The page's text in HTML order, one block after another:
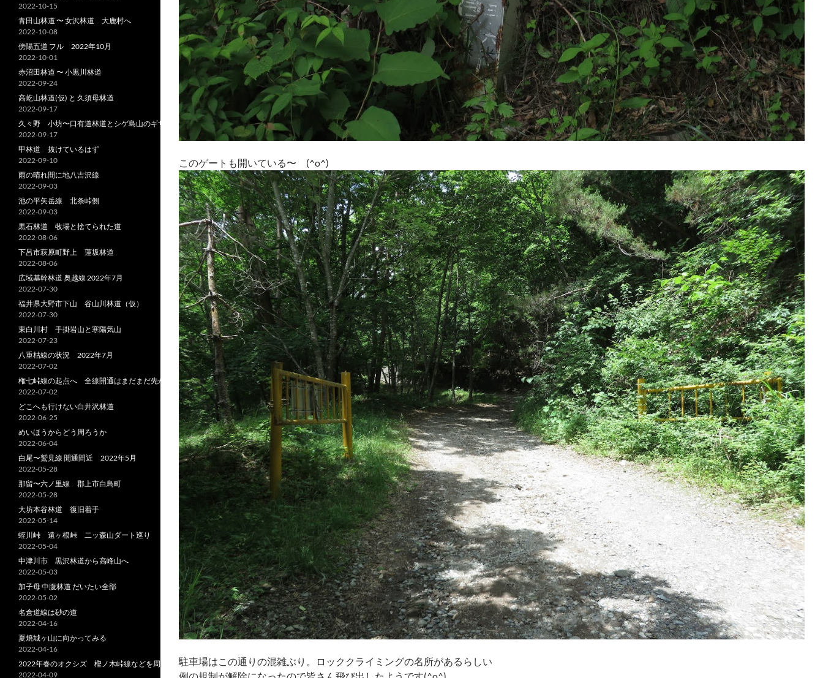
このゲートも開いている〜 (^o^)
駐車場はこの通りの混雑ぶり。ロッククライミングの名所があるらしい
2022-10-15
青田山林道 〜 女沢林道 大鹿村へ
2022-10-08
傍陽五道 フル 2022年10月
2022-10-01
赤沼田林道 〜 小黒川林道
2022-09-24
高屹山林道(仮) と 久須母林道
2022-09-17
久々野 小坊〜口有道林道とシゲ島山のギザ
2022-09-17
甲林道 抜けているはず
2022-09-10
雨の晴れ間に地八吉沢線
2022-09-03
池の平矢岳線 北条峠側
2022-09-03
黒石林道 牧場と捨てられた道
2022-08-06
下呂市萩原町野上 蓮坂林道
2022-08-06
広域基幹林道 奥越線 2022年7月
2022-07-30
福井県大野市下山 谷山川林道（仮）
2022-07-30
東白川村 手掛岩山と寒陽気山
2022-07-23
八重枯線の状況 2022年7月
2022-07-02
権七峠線の起点へ 全線開通はまだまだ先か
2022-07-02
どこへも行けない白井沢林道
2022-06-25
めいほうからどう周ろうか
2022-06-04
白尾〜鷲見線 開通間近 2022年5月
2022-05-28
那留〜六ノ里線 郡上市白鳥町
2022-05-28
大坊本谷林道 復旧着手
2022-05-14
蛭川峠 遠ヶ根峠 二ッ森山ダート巡り
2022-05-04
中津川市 黒沢林道から高峰山へ
2022-05-03
加子母 中腹林道 だいたい全部
2022-05-02
名倉道線は砂の道
2022-04-16
夏焼城ヶ山に向かってみる
2022-04-16
2022年春のオクシズ 樫ノ木峠線などを周る
2022-04-09